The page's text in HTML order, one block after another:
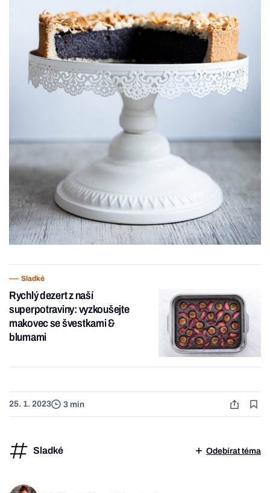
Sladké
Rychlý dezert z naší
superpotraviny: vyzkoušejte
makovec se švestkami &
blumami
25. 1. 2023 3 min
Sladké Odebírat téma